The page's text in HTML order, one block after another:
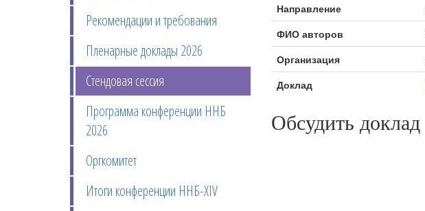
Рекомендации и требования
Пленарные доклады 2026
Стендовая сессия
Программа конференции ННБ
2026
Оргкомитет
Итоги конференции ННБ-XIV
Направление
ФИО авторов
Организация
Доклад
Обсудить доклад